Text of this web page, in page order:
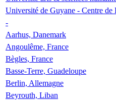
Université de Guyane - Centre de
-
Aarhus, Danemark
Angoulême, France
Bègles, France
Basse-Terre, Guadeloupe
Berlin, Allemagne
Beyrouth, Liban